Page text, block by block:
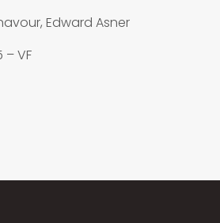
Edward Asner
– VF